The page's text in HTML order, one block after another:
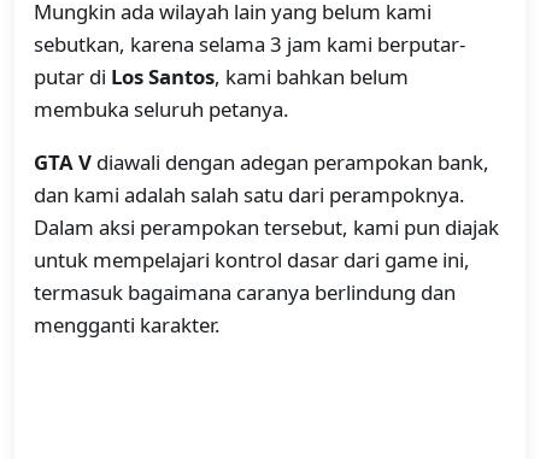
Mungkin ada wilayah lain yang belum kami
sebutkan, karena selama 3 jam kami berputar-
putar di Los Santos, kami bahkan belum
membuka seluruh petanya.
GTA V diawali dengan adegan perampokan bank,
dan kami adalah salah satu dari perampoknya.
Dalam aksi perampokan tersebut, kami pun diajak
untuk mempelajari kontrol dasar dari game ini,
termasuk bagaimana caranya berlindung dan
mengganti karakter.